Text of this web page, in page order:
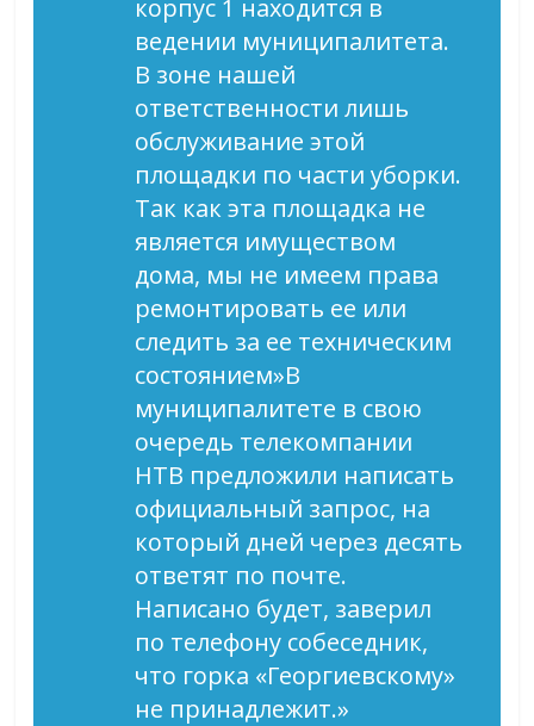
корпус 1 находится в
ведении муниципалитета.
В зоне нашей
ответственности лишь
обслуживание этой
площадки по части уборки.
Так как эта площадка не
является имуществом
дома, мы не имеем права
ремонтировать ее или
следить за ее техническим
состоянием»В
муниципалитете в свою
очередь телекомпании
НТВ предложили написать
официальный запрос, на
который дней через десять
ответят по почте.
Написано будет, заверил
по телефону собеседник,
что горка «Георгиевскому»
не принадлежит.»